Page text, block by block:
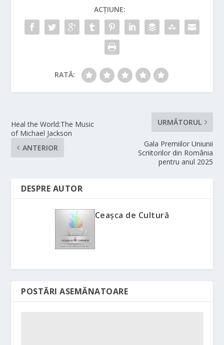
ACȚIUNE:
RATĂ:
Heal the World:The Music
of Michael Jackson
ANTERIOR
URMĂTORUL
Gala Premiilor Uniunii
Scriitorilor din România
pentru anul 2025
DESPRE AUTOR
Ceașca de Cultură
POSTĂRI ASEMĂNATOARE